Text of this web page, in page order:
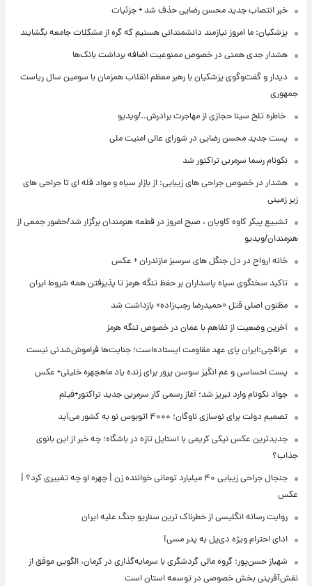
خبر انتصاب جدید محسن رضایی حذف شد + جزئیات
پزشکیان: ما امروز نیازمند دانشمندانی هستیم که گره از مشکلات جامعه بگشایند
هشدار جدی همتی در خصوص ممنوعیت اضافه ‌برداشت بانک‌ها
دیدار و گفت‌وگوی پزشکیان با رهبر معظم انقلاب همزمان با سومین سال ریاست
جمهوری
⁨ خاطره تلخ سینا حجازی از مهاجرت برادرش../ویدیو
پست جدید محسن رضایی در شورای عالی امنیت ملی
نکونام رسما سرمربی تراکتور شد
هشدار در خصوص جراحی های زیبایی: از بازار سیاه و مواد فله ای تا جراحی های
زیر زمینی
تشییع پیکر کاوه کاویان ، صبح امروز در قطعه هنرمندان برگزار شد/حضور جمعی از
هنرمندان/ویدیو
خانه ارواح در دل جنگل های سرسبز مازندران + عکس
تاکید سخنگوی سپاه پاسداران بر حفظ تنگه هرمز تا پذیرفتن همه شروط ایران
مظنون اصلی قتل «حمیدرضا رجب‌زاده» بازداشت شد
آخرین وضعیت از تفاهم با عمان در خصوص تنگه هرمز
عراقچی:ایران پای عهد مقاومت ایستاده‌است؛ جنایت‌ها فراموش‌شدنی نیست
پست احساسی و غم انگیز سوسن پرور برای زنده یاد ماهچهره خلیلی+ عکس
جواد نکونام وارد تبریز شد؛ آغاز رسمی کار سرمربی جدید تراکتور+فیلم
تصمیم دولت برای نوسازی ناوگان؛ ۴۰۰۰ اتوبوس نو به کشور می‌آید
جدیدترین عکس نیکی کریمی با استایل تازه در باشگاه؛ چه خبر از این بانوی
جذاب؟
جنجال جراحی زیبایی ۴۰ میلیارد تومانی خواننده زن | چهره او چه تغییری کرد؟ |
عکس
روایت رسانه انگلیسی از خطرناک ترین سناریو جنگ علیه ایران
ادای احترام ویژه دی‌پل به پدر مسی!
شهباز حسن‌پور: گروه مالی گردشگری با سرمایه‌گذاری در کرمان، الگویی موفق از
نقش‌آفرینی بخش خصوصی در توسعه استان است